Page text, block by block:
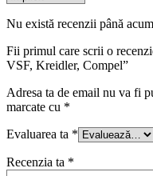
Nu există recenzii până
Fii primul care scrii o
VSF, Kreidler, Compel”
Adresa ta de email nu va fi
marcate cu *
Evaluarea ta *
Recenzia ta *